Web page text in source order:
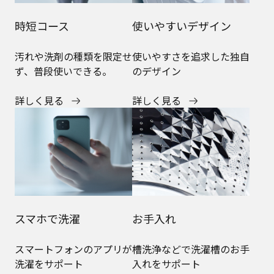
時短コース
汚れや洗剤の種類を限定せ
ず、普段使いできる。
詳しく見る
使いやすいデザイン
使いやすさを追求した独自
のデザイン
詳しく見る
スマホで洗濯
スマートフォンのアプリが
洗濯をサポート
お手入れ
槽洗浄などで洗濯槽のお手
入れをサポート